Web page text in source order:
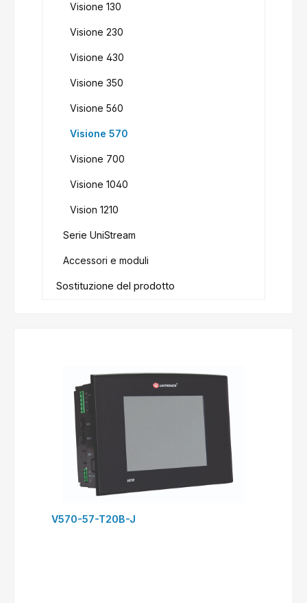
Visione 130
Visione 230
Visione 430
Visione 350
Visione 560
Visione 570
Visione 700
Visione 1040
Vision 1210
Serie UniStream
Accessori e moduli
Sostituzione del prodotto
V570-57-T20B-J